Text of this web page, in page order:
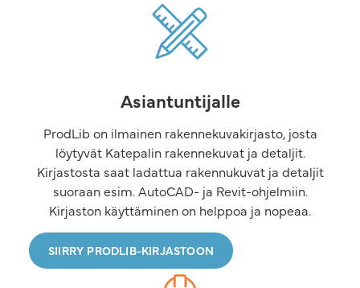
Asiantuntijalle
ProdLib on ilmainen rakennekuvakirjasto, josta
löytyvät Katepalin rakennekuvat ja detaljit.
Kirjastosta saat ladattua rakennukuvat ja detaljit
suoraan esim. AutoCAD- ja Revit-ohjelmiin.
Kirjaston käyttäminen on helppoa ja nopeaa.
SIIRRY PRODLIB-KIRJASTOON